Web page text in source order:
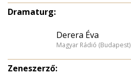
Dramaturg:
Derera Éva
Magyar Rádió (Budapest)
Zeneszerző: